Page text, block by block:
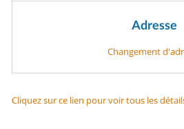
Adresse
Changement
Cliquez sur ce lien pour voir tous les